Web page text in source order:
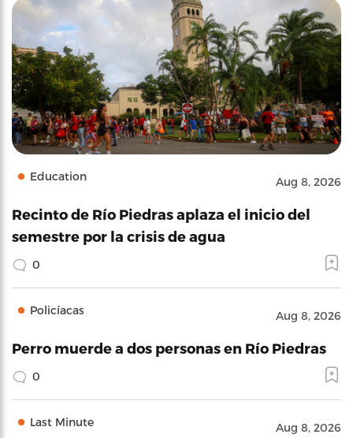
Education Aug 8, 2026
Recinto de Río Piedras aplaza el inicio del
semestre por la crisis de agua
0
Policíacas Aug 8, 2026
Perro muerde a dos personas en Río Piedras
0
Last Minute Aug 8, 2026